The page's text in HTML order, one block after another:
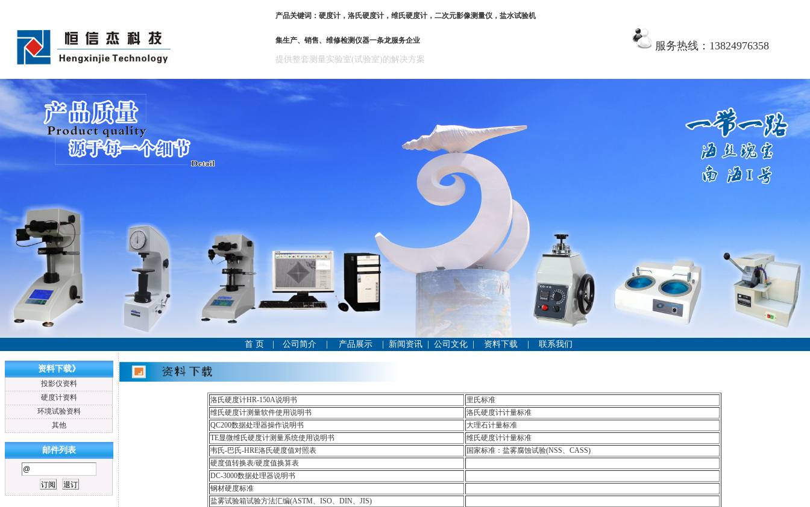
产品关键词：硬度计，洛氏硬度计，维氏硬度计，二次元影像测量仪，盐水试验机
服务热线：13824976358
集生产、销售、维修检测仪器一条龙服务企业
提供整套测量实验室(试验室)的解决方案
首 页 公司简介| 产品展示| 新闻资讯| 公司文化| 资料下载| 联系我们
资料下载》
投影仪资料
硬度计资料
环境试验资料
其他
邮件列表
洛氏硬度计HR-150A说明书
里氏标准
维氏硬度计测量软件使用说明书
洛氏硬度计计量标准
QC200数据处理器操作说明书
大理石计量标准
TE显微维氏硬度计测量系统使用说明书
维氏硬度计计量标准
韦氏-巴氏-HRE洛氏硬度值对照表
国家标准：盐雾腐蚀试验(NSS、CASS)
硬度值转换表/硬度值换算表
DC-3000数据处理器说明书
钢材硬度标准
盐雾试验箱试验方法汇编(ASTM、ISO、DIN、JIS)